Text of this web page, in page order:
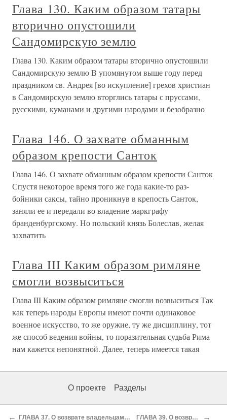
Глава 130. Каким образом татары
вторично опустошили
Сандомирскую землю
Глава 130. Каким образом татары вторично опустошили
Сандомирскую землю В упомянутом выше году перед
праздником св. Анд­рея [во искупление] грехов христиан
в Сандомирскую землю вторглись татары с пруссами,
русскими, куманами и другими народами и безобразно
Глава 146. О захвате обманным
образом крепости Санток
Глава 146. О захвате обманным образом крепости Санток
Спустя некоторое время того же года какие-то раз­
бойники саксы, тайно проникнув в крепость Санток,
заняли ее и передали во владение маркграфу
бранденбургскому. Но польский князь Болеслав, желая
захва­тить
Глава III Каким образом римляне
смогли возвыситься
Глава III Каким образом римляне смогли возвыситься Так
как теперь народы Европы имеют почти одинаковое
военное искусство, то же оружие, ту же дисциплину, тот
же способ ведения войны, то поразительная судьба Рима
нам кажется непонятной. Далее, теперь имеется такая
О проекте Разделы
← ГЛАВА 37. О возврате владельцам их земель, садов и домов, за исключением полученной от этого имущества пользы ГЛАВА 39. О возвращении церквям из казны земель, садов и домов →